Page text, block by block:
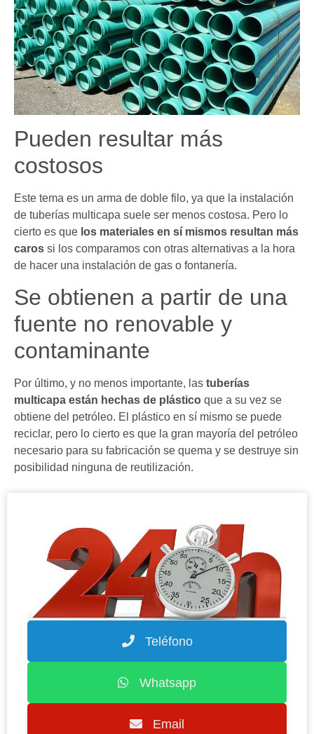
Pueden resultar más
costosos
Este tema es un arma de doble filo, ya que la instalación
de tuberías multicapa suele ser menos costosa. Pero lo
cierto es que los materiales en sí mismos resultan más
caros si los comparamos con otras alternativas a la hora
de hacer una instalación de gas o fontanería.
Se obtienen a partir de una
fuente no renovable y
contaminante
Por último, y no menos importante, las tuberías
multicapa están hechas de plástico que a su vez se
obtiene del petróleo. El plástico en sí mismo se puede
reciclar, pero lo cierto es que la gran mayoría del petróleo
necesario para su fabricación se quema y se destruye sin
posibilidad ninguna de reutilización.
Teléfono
Whatsapp
Email